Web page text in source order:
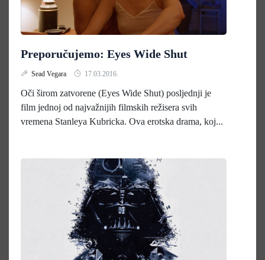
Preporučujemo: Eyes Wide Shut
Sead Vegara 17.03.2016.
Oči širom zatvorene (Eyes Wide Shut) posljednji je
film jednoj od najvažnijih filmskih režisera svih
vremena Stanleya Kubricka. Ova erotska drama, koj...